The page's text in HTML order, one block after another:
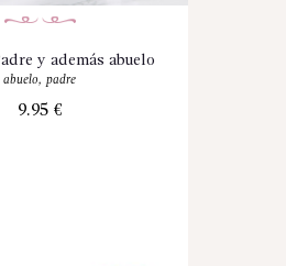
y además abuelo
abuelo, padre
9.95 €